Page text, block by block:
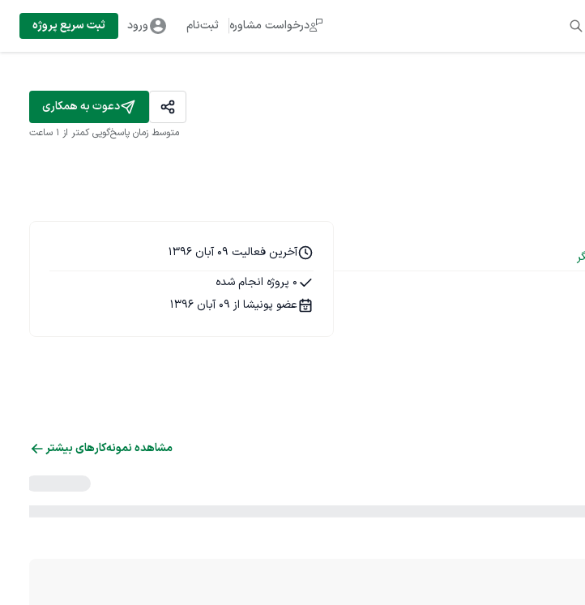
درخواست مشاوره ثبت‌نام ورود ثبت سریع پروژه
دعوت به همکاری
متوسط زمان پاسخ‌گویی کمتر از 1 ساعت
آخرین فعالیت 09 آبان 1396
0 پروژه انجام شده
عضو پونیشا از 09 آبان 1396
مشاهده نمونه‌کارهای بیشتر